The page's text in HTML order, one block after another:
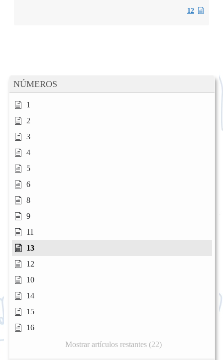
NÚMEROS
1
2
3
4
5
6
8
9
11
13
12
10
14
15
16
Mostrar artículos restantes (22)
12